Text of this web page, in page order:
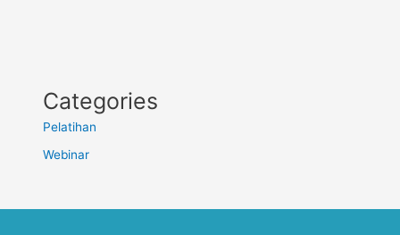
Categories
Pelatihan
Webinar